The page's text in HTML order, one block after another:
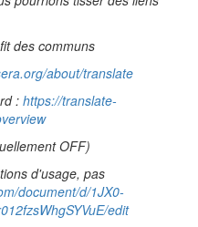
des communs
about/translate
: https://translate-
OFF)
d'usage, pas
document/d/1JX0-
edit